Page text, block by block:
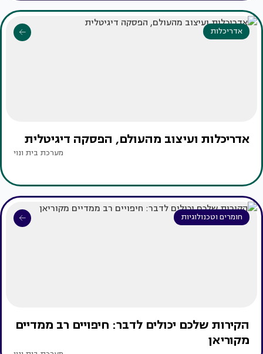
אדריכלות
אדריכלות ועיצוב מהעולם, הפסקה דיגיטלית
מערכת בית ונוי
חומרים וטכנולוגיות
הקירות שלכם יכולים לדבר: חיפויים רב ממדיים
מקוריאן